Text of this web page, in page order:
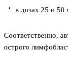
в дозах 25 и 50
Соответственно,
острого